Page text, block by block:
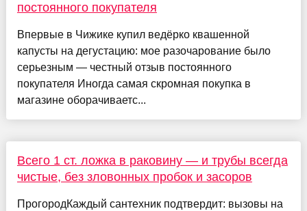
постоянного покупателя
Впервые в Чижике купил ведёрко квашенной
капусты на дегустацию: мое разочарование было
серьезным — честный отзыв постоянного
покупателя Иногда самая скромная покупка в
магазине оборачиваетс...
Всего 1 ст. ложка в раковину — и трубы всегда
чистые, без зловонных пробок и засоров
ПрогородКаждый сантехник подтвердит: вызовы на